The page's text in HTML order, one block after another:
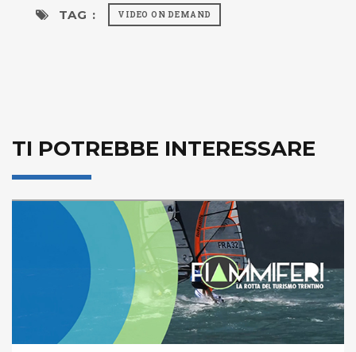
TAG : VIDEO ON DEMAND
TI POTREBBE INTERESSARE